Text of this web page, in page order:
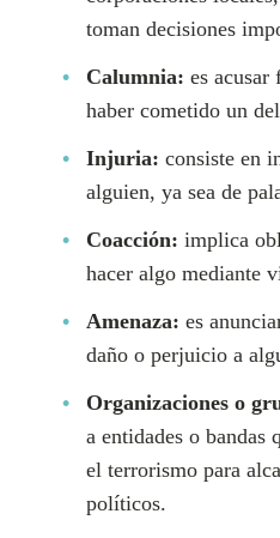
toman decisiones
Calumnia: es acusar
haber cometido un
Injuria: consiste en
alguien, ya sea de
Coacción: implica
hacer algo mediante
Amenaza: es
daño o perjuicio a
Organizaciones o
a entidades o
el terrorismo para
políticos.